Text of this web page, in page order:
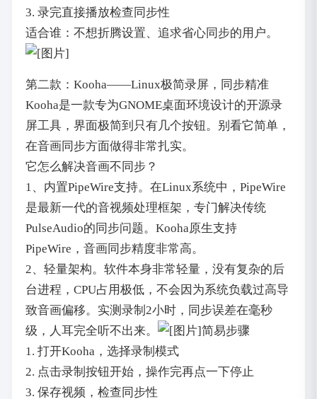
3. 录完直接播放检查同步性
适合谁：不想折腾设置、追求省心同步的用户。
第二款：Kooha——Linux极简录屏，同步精准
Kooha是一款专为GNOME桌面环境设计的开源录
屏工具，界面极简到只有几个按钮。别看它简单，
在音画同步方面做得非常扎实。
它怎么解决音画不同步？
1、内置PipeWire支持。在Linux系统中，PipeWire
是最新一代的音视频处理框架，专门解决传统
PulseAudio的同步问题。Kooha原生支持
PipeWire，音画同步精度非常高。
2、轻量架构。软件本身非常轻量，没有复杂的后
台进程，CPU占用极低，不会因为系统负载过高导
致音画偏移。实测录制2小时，同步误差在毫秒
级，人耳完全听不出来。
简易步骤
1. 打开Kooha，选择录制模式
2. 点击录制按钮开始，操作完再点一下停止
3. 保存视频，检查同步性